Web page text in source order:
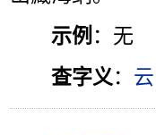
示例 ：无
查字义 ： 云